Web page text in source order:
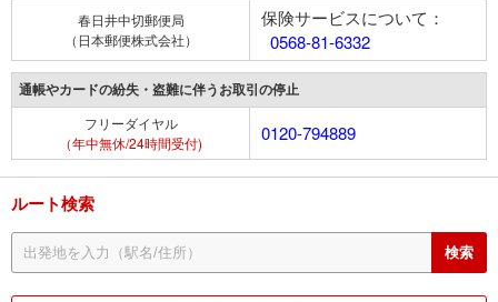
春日井中切郵便局
（日本郵便株式会社）
保険サービスについて：
0568-81-6332
通帳やカードの紛失・盗難に伴うお取引の停止
フリーダイヤル
（年中無休/24時間受付)
0120-794889
ルート検索